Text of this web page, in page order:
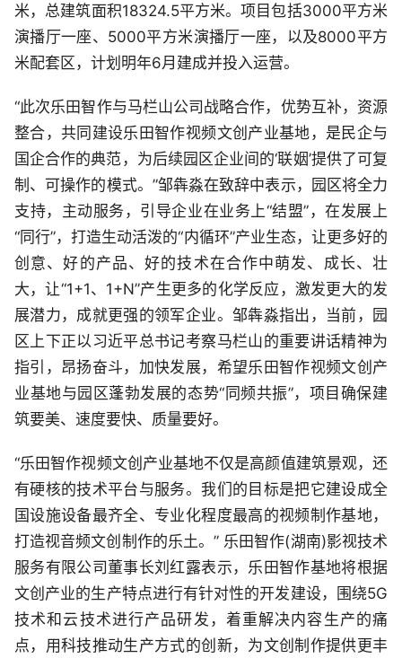
米，总建筑面积18324.5平方米。项目包括3000平方米
演播厅一座、5000平方米演播厅一座，以及8000平方
米配套区，计划明年6月建成并投入运营。
“此次乐田智作与马栏山公司战略合作，优势互补，资源
整合，共同建设乐田智作视频文创产业基地，是民企与
国企合作的典范，为后续园区企业间的‘联姻’提供了可复
制、可操作的模式。”邹犇淼在致辞中表示，园区将全力
支持，主动服务，引导企业在业务上“结盟”，在发展上
“同行”，打造生动活泼的“内循环”产业生态，让更多好的
创意、好的产品、好的技术在合作中萌发、成长、壮
大，让“1+1、1+N”产生更多的化学反应，激发更大的发
展潜力，成就更强的领军企业。邹犇淼指出，当前，园
区上下正以习近平总书记考察马栏山的重要讲话精神为
指引，昂扬奋斗，加快发展，希望乐田智作视频文创产
业基地与园区蓬勃发展的态势“同频共振”，项目确保建
筑要美、速度要快、质量要好。
“乐田智作视频文创产业基地不仅是高颜值建筑景观，还
有硬核的技术平台与服务。我们的目标是把它建设成全
国设施设备最齐全、专业化程度最高的视频制作基地，
打造视音频文创制作的乐土。” 乐田智作(湖南)影视技术
服务有限公司董事长刘红露表示，乐田智作基地将根据
文创产业的生产特点进行有针对性的开发建设，围绕5G
技术和云技术进行产品研发，着重解决内容生产的痛
点，用科技推动生产方式的创新，为文创制作提供更丰